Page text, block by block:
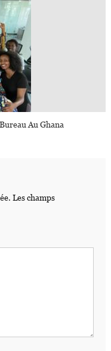
Au Ghana
Les champs